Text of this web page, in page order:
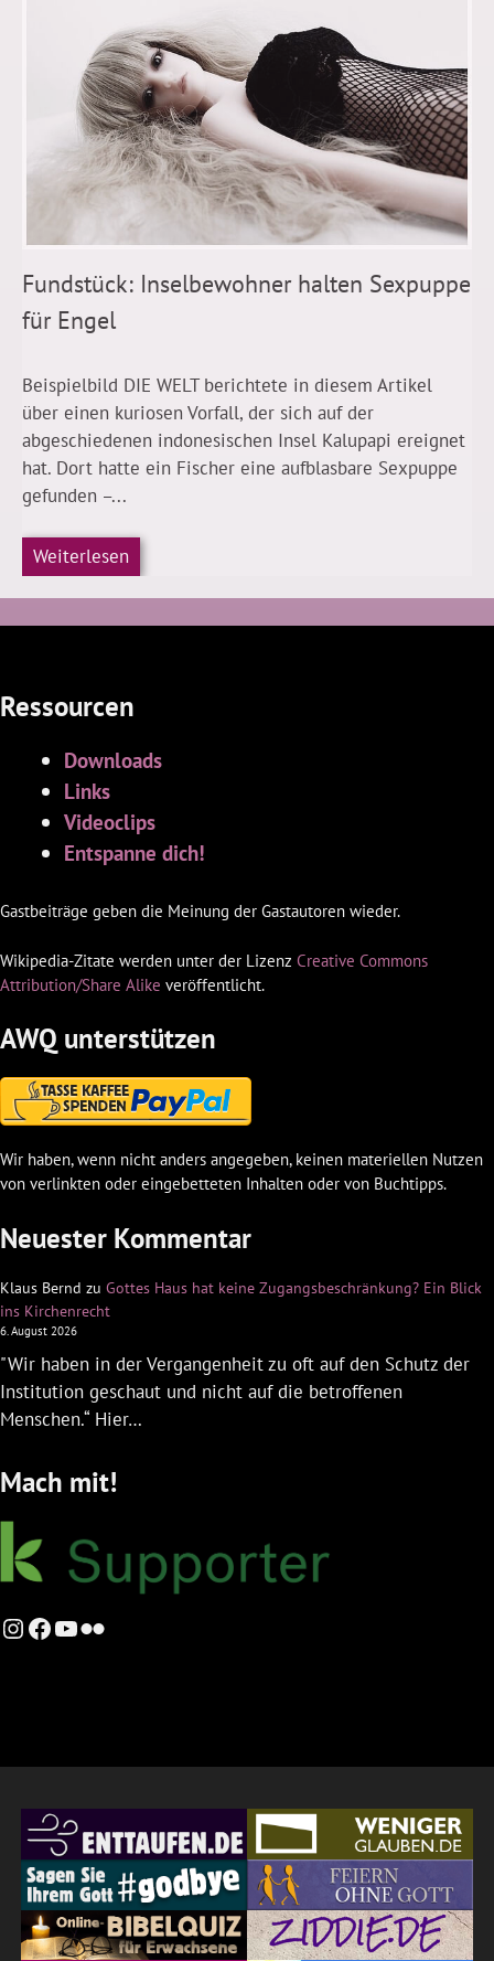
Fundstück: Inselbewohner halten Sexpuppe
für Engel
Beispielbild DIE WELT berichtete in diesem Artikel
über einen kuriosen Vorfall, der sich auf der
abgeschiedenen indonesischen Insel Kalupapi ereignet
hat. Dort hatte ein Fischer eine aufblasbare Sexpuppe
gefunden –...
Weiterlesen
Ressourcen
Downloads
Links
Videoclips
Entspanne dich!
Gastbeiträge geben die Meinung der Gastautoren wieder.
Wikipedia-Zitate werden unter der Lizenz Creative Commons
Attribution/Share Alike veröffentlicht.
AWQ unterstützen
Wir haben, wenn nicht anders angegeben, keinen materiellen Nutzen
von verlinkten oder eingebetteten Inhalten oder von Buchtipps.
Neuester Kommentar
Klaus Bernd zu Gottes Haus hat keine Zugangsbeschränkung? Ein Blick
ins Kirchenrecht
6. August 2026
"Wir haben in der Vergangenheit zu oft auf den Schutz der
Institution geschaut und nicht auf die betroffenen
Menschen.“ Hier…
Mach mit!
Instagram
Facebook
YouTube
Flickr